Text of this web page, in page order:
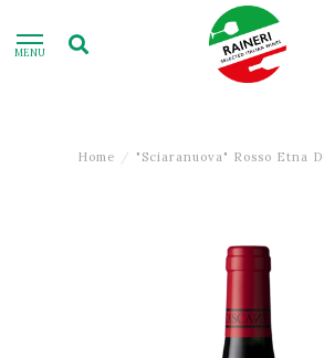
MENU
Home / "Sciaranuova" Rosso Etna